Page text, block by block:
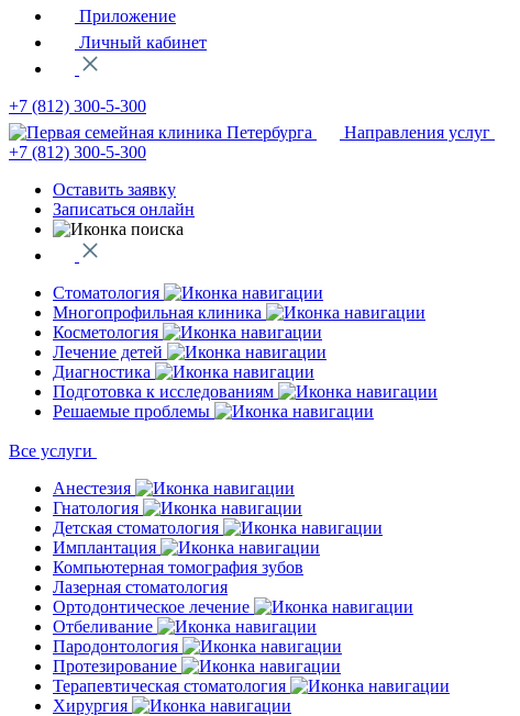
Приложение
Личный кабинет
+7 (812) 300-5-300
Направления услуг
+7 (812) 300-5-300
Оставить заявку
Записаться онлайн
Стоматология
Многопрофильная клиника
Косметология
Лечение детей
Диагностика
Подготовка к исследованиям
Решаемые проблемы
Все услуги
Анестезия
Гнатология
Детская стоматология
Имплантация
Компьютерная томография зубов
Лазерная стоматология
Ортодонтическое лечение
Отбеливание
Пародонтология
Протезирование
Терапевтическая стоматология
Хирургия